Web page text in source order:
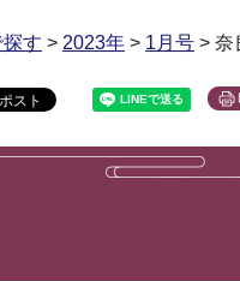
す > 2023年 > 1月号 > 奈